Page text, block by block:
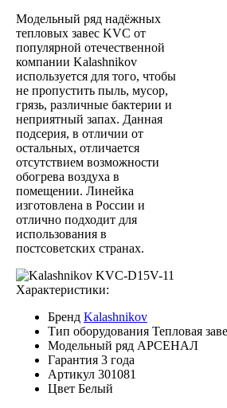
Модельный ряд надёжных
тепловых завес KVС от
популярной отечественной
компании Kalashnikov
используется для того, чтобы
не пропустить пыль, мусор,
грязь, различные бактерии и
неприятный запах. Данная
подсерия, в отличии от
остальных, отличается
отсутствием возможности
обогрева воздуха в
помещении. Линейка
изготовлена в России и
отлично подходит для
использования в
постсоветских странах.
Характеристики:
Бренд Kalashnikov
Тип оборудования Тепловая
Модельный ряд АРСЕНАЛ
Гарантия 3 года
Артикул 301081
Цвет Белый